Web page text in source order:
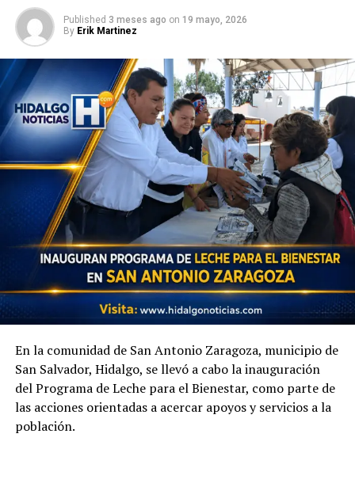
Published 3 meses ago on 19 mayo, 2026
By Erik Martinez
En la comunidad de San Antonio Zaragoza, municipio de
San Salvador, Hidalgo, se llevó a cabo la inauguración
del Programa de Leche para el Bienestar, como parte de
las acciones orientadas a acercar apoyos y servicios a la
población.